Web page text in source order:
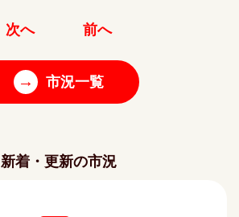
前へ
次へ
→ 市況一覧
新着・更新の市況